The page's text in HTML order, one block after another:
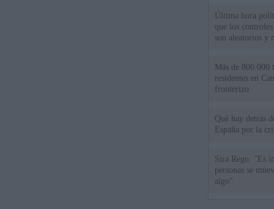
Última hora
que los
son aleatorios y
Más de 800.000
residentes en
fronterizo
Qué hay detrás
España por la
Sira Rego: "Es
personas se
algo"